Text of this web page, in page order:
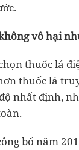
vô hại
thuốc lá
thuốc lá
nhất định,
bố năm